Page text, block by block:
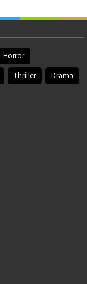
Horror
Thriller
Drama